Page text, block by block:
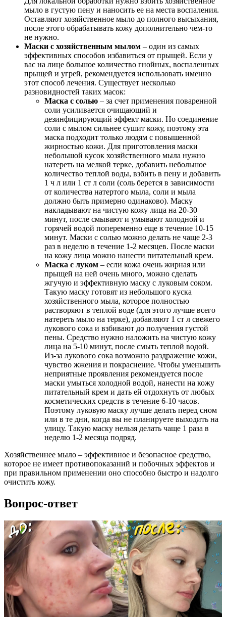
мыло в густую пену и наносить ее на места воспаления.
Оставляют хозяйственное мыло до полного высыхания,
после этого обрабатывать кожу дополнительно чем-то
не нужно.
Маски с хозяйственным мылом – один из самых
эффективных способов избавиться от прыщей. Если у
вас на лице большое количество гнойных, воспаленных
прыщей и угрей, рекомендуется использовать именно
этот способ лечения. Существует несколько
разновидностей таких масок:
Маска с солью – за счет применения поваренной
соли усиливается очищающий и
дезинфицирующий эффект маски. Но соединение
соли с мылом сильнее сушит кожу, поэтому эта
маска подходит только людям с повышенной
жирностью кожи. Для приготовления маски
небольшой кусок хозяйственного мыла нужно
натереть на мелкой терке, добавить небольшое
количество теплой воды, взбить в пену и добавить
1 ч л или 1 ст л соли (соль берется в зависимости
от количества натертого мыла, соли и мыла
должно быть примерно одинаково). Маску
накладывают на чистую кожу лица на 20-30
минут, после смывают и умывают холодной и
горячей водой попеременно еще в течение 10-15
минут. Маски с солью можно делать не чаще 2-3
раз в неделю в течение 1-2 месяцев. После маски
на кожу лица можно нанести питательный крем.
Маска с луком – если кожа очень жирная или
прыщей на ней очень много, можно сделать
жгучую и эффективную маску с луковым соком.
Такую маску готовят из небольшого куска
хозяйственного мыла, которое полностью
растворяют в теплой воде (для этого лучше всего
натереть мыло на терке), добавляют 1 ст л свежего
лукового сока и взбивают до получения густой
пены. Средство нужно наложить на чистую кожу
лица на 5-10 минут, после смыть теплой водой.
Из-за лукового сока возможно раздражение кожи,
чувство жжения и покраснение. Чтобы уменьшить
неприятные проявления рекомендуется после
маски умыться холодной водой, нанести на кожу
питательный крем и дать ей отдохнуть от любых
косметических средств в течение 6-10 часов.
Поэтому луковую маску лучше делать перед сном
или в те дни, когда вы не планируете выходить на
улицу. Такую маску нельзя делать чаще 1 раза в
неделю 1-2 месяца подряд.
Хозяйственнее мыло – эффективное и безопасное средство,
которое не имеет противопоказаний и побочных эффектов и
при правильном применении оно способно быстро и надолго
очистить кожу.
Вопрос-ответ